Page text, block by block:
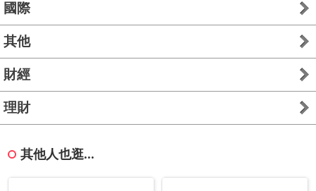
國際
其他
財經
理財
其他人也逛...